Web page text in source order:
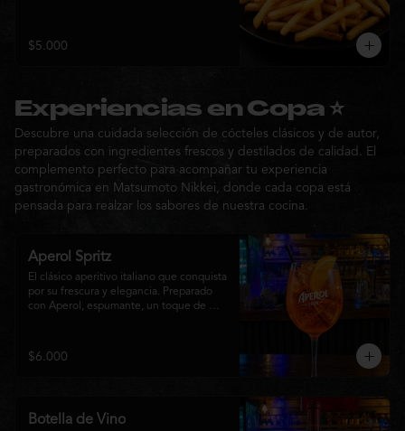
$5.000
Experiencias en Copa ⭐
Descubre una cuidada selección de cócteles clásicos y de autor,
preparados con ingredientes frescos y destilados de calidad. El
complemento perfecto para acompañar tu experiencia
gastronómica en Matsumoto Nikkei, donde cada copa está
pensada para realzar los sabores de nuestra cocina.
Aperol Spritz
El clásico aperitivo italiano que conquista
por su frescura y elegancia. Preparado
con Aperol, espumante, un toque de
refrescante y de notas cítricas, perfecto
para disfrutar antes de la comida o
$6.000
Botella de Vino